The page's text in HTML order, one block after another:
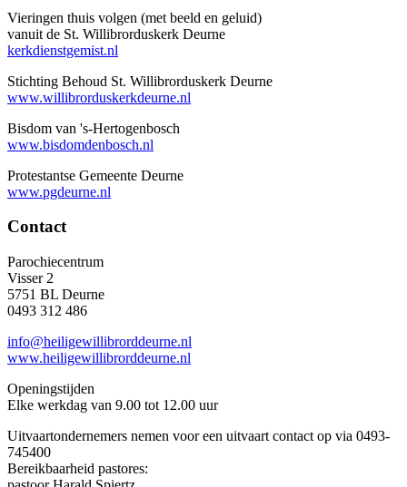
Vieringen thuis volgen (met beeld en geluid)
vanuit de St. Willibrorduskerk Deurne
kerkdienstgemist.nl
Stichting Behoud St. Willibrorduskerk Deurne
www.willibrorduskerkdeurne.nl
Bisdom van 's-Hertogenbosch
www.bisdomdenbosch.nl
Protestantse Gemeente Deurne
www.pgdeurne.nl
Contact
Parochiecentrum
Visser 2
5751 BL Deurne
0493 312 486
info@heiligewillibrorddeurne.nl
www.heiligewillibrorddeurne.nl
Openingstijden
Elke werkdag van 9.00 tot 12.00 uur
Uitvaartondernemers nemen voor een uitvaart contact op via 0493-
745400
Bereikbaarheid pastores: